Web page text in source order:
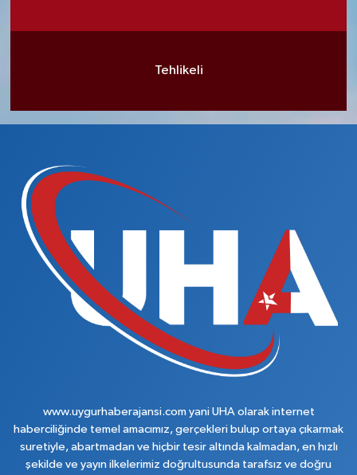
Tehlikeli
www.uygurhaberajansi.com yani UHA olarak internet
haberciliğinde temel amacımız, gerçekleri bulup ortaya çıkarmak
suretiyle, abartmadan ve hiçbir tesir altında kalmadan, en hızlı
şekilde ve yayın ilkelerimiz doğrultusunda tarafsız ve doğru